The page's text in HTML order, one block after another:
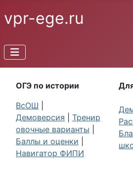
vpr-ege.ru
ОГЭ по истории
ВсОШ
Демоверсия
Тренир
овочные варианты
Баллы и оценки
Навигатор ФИПИ